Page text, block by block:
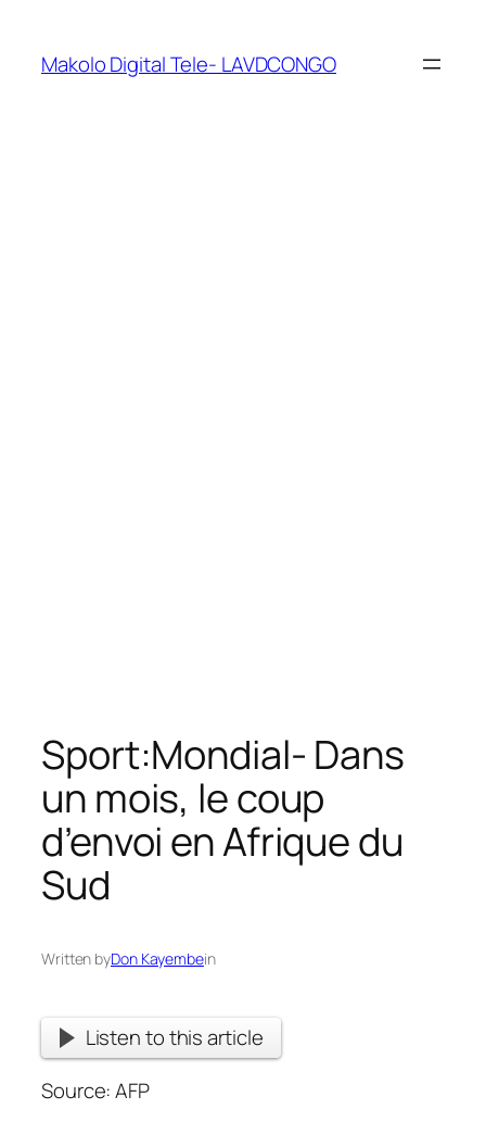
Makolo Digital Tele- LAVDCONGO
Sport:Mondial- Dans
un mois, le coup
d’envoi en Afrique du
Sud
Written byDon Kayembein
Listen to this article
Source: AFP